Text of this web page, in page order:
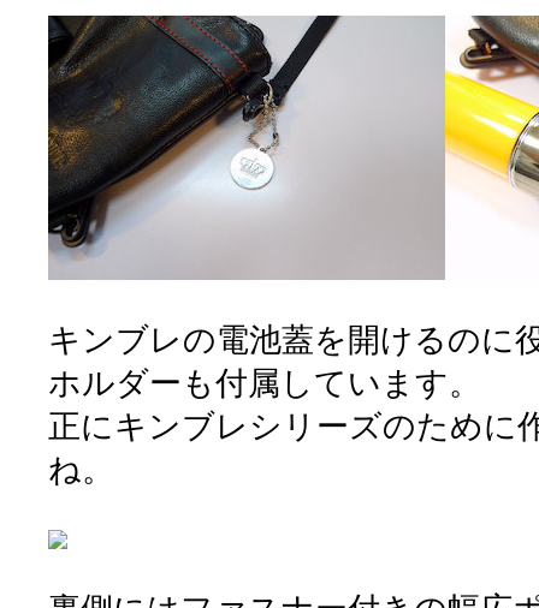
キンブレの電池蓋を開けるのに
ホルダーも付属しています。
正にキンブレシリーズのために
ね。